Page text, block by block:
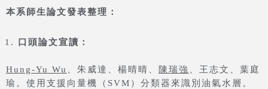
本系師生論文發表整理：
口頭論文宣讀：
Hung-Yu Wu 、朱威達、楊晴晴、 陳瑞強 、王志文、葉庭
瑜。使用支援向量機（SVM）分類器來識別油氣水層。